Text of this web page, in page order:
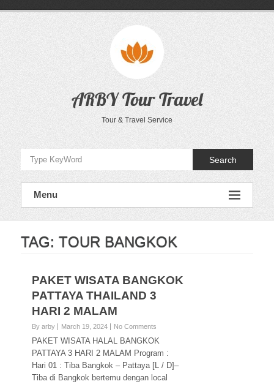
ARBY Tour Travel
Tour & Travel Service
Search
Menu
TAG: TOUR BANGKOK
PAKET WISATA BANGKOK
PATTAYA THAILAND 3
HARI 2 MALAM
By arby March 19, 2024 No Comments
PAKET WISATA HALAL BANGKOK
PATTAYA 3 HARI 2 MALAM Program :
Hari 01 : Tiba Bangkok – Pattaya [L / D]–
Tiba di Bangkok bertemu dengan local